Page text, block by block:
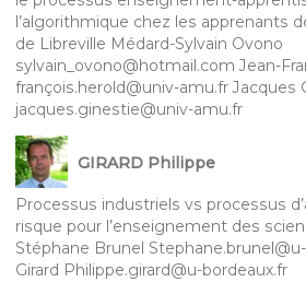
l’algorithmique chez les apprenants
de Libreville Médard-Sylvain Ovono
sylvain_ovono@hotmail.com Jean-
françois.herold@univ-amu.fr Jacques
jacques.ginestie@univ-amu.fr
GIRARD Philippe
Processus industriels vs processus
risque pour l’enseignement des
Stéphane Brunel
Girard Philippe.girard@u-bordeaux.fr